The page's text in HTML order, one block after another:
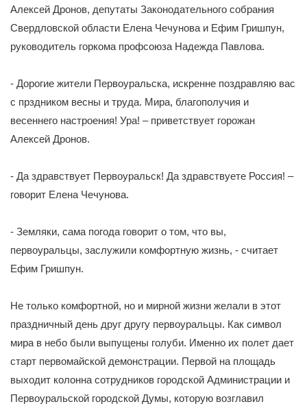
Алексей Дронов, депутаты Законодательного собрания
Свердловской области Елена Чечунова и Ефим Гришпун,
руководитель горкома профсоюза Надежда Павлова.
- Дорогие жители Первоуральска, искренне поздравляю вас
с прздником весны и труда. Мира, благополучия и
весеннего настроения! Ура! – приветствует горожан
Алексей Дронов.
- Да здравствует Первоуральск! Да здравствуете Россия! –
говорит Елена Чечунова.
- Земляки, сама погода говорит о том, что вы,
первоуральцы, заслужили комфортную жизнь, - считает
Ефим Гришпун.
Не только комфортной, но и мирной жизни желали в этот
праздничный день друг другу первоуральцы. Как символ
мира в небо были выпущены голуби. Именно их полет дает
старт первомайской демонстрации. Первой на площадь
выходит колонна сотрудников городской Администрации и
Первоуральской городской Думы, которую возглавил